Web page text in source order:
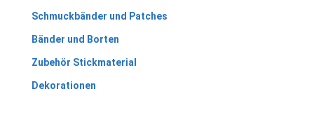
Schmuckbänder und Patches
Bänder und Borten
Zubehör Stickmaterial
Dekorationen